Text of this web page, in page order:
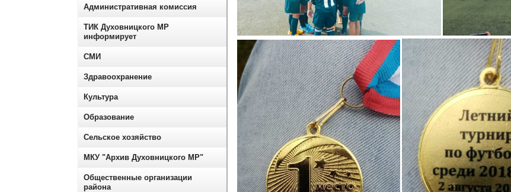
Административная комиссия
ТИК Духовницкого МР
информирует
СМИ
Здравоохранение
Культура
Образование
Сельское хозяйство
МКУ "Архив Духовницкого МР"
Общественные организации
района